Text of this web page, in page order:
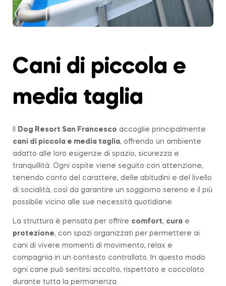
Cani di piccola e
media taglia
Dog Resort San Francesco accoglie principalmente
cani di piccola e media taglia, offrendo un ambiente
adatto alle loro esigenze di spazio, sicurezza e
tranquillità. Ogni ospite viene seguito con attenzione,
tenendo conto del carattere, delle abitudini e del livello
di socialità, così da garantire un soggiorno sereno e il più
possibile vicino alle sue necessità quotidiane.
La struttura è pensata per offrire comfort, cura e
protezione, con spazi organizzati per permettere ai
cani di vivere momenti di movimento, relax e
compagnia in un contesto controllato. In questo modo
ogni cane può sentirsi accolto, rispettato e coccolato
durante tutta la permanenza.